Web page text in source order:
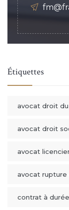
Étiquettes
avocat droit du
avocat droit
avocat
avocat rupture
contrat à